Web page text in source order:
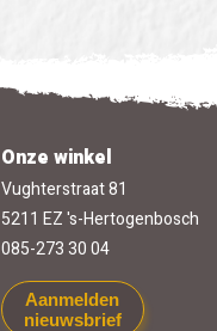
Onze winkel
Vughterstraat 81
5211 EZ 's-Hertogenbosch
085-273 30 04
Aanmelden
nieuwsbrief